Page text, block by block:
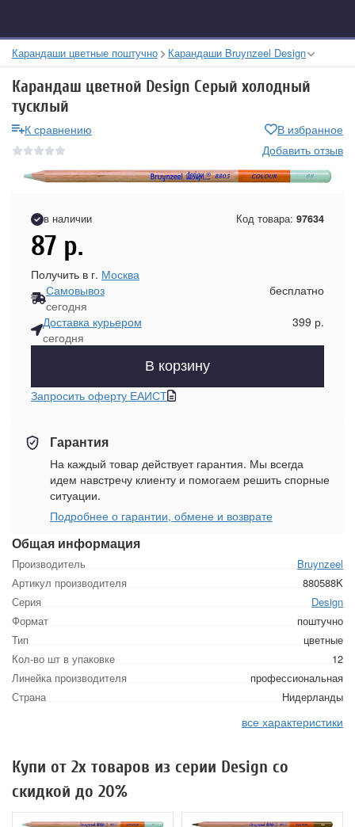
Карандаши цветные поштучно Карандаши Bruynzeel Design
Карандаш цветной Design Серый холодный
тусклый
К сравнению
В избранное
Добавить отзыв
Общая информация
Производитель
Bruynzeel
Артикул производителя
880588K
Серия
Design
Формат
поштучно
Тип
цветные
Кол-во шт в упаковке
12
Линейка производителя
профессиональная
Страна
Нидерланды
все характеристики
в наличии Код товара: 97634
87 р.
Получить в г. Москва
Самовывоз
сегодня
бесплатно
Доставка курьером
сегодня
399 р.
В корзину
Запросить оферту ЕАИСТ
Гарантия
На каждый товар действует гарантия. Мы всегда
идем навстречу клиенту и помогаем решить спорные
ситуации.
Подробнее о гарантии, обмене и возврате
Купи от 2х товаров из серии Design со
скидкой до 20%